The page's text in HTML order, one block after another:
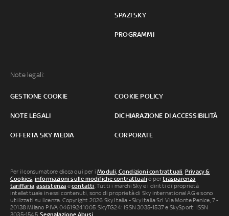
SPAZI SKY
PROGRAMMI
Note legali:
GESTIONE COOKIE COOKIE POLICY
NOTE LEGALI DICHIARAZIONE DI ACCESSIBILITÀ
OFFERTA SKY MEDIA CORPORATE
Per il consumatore clicca qui per iModuli, Condizioni contrattuali, Privacy &
Cookies, informazioni sulle modifiche contrattuali o pertrasparenza
tariffaria,assistenza econtatti. Tutti i marchi Sky e i diritti di proprietà
intellettuale in essi contenuti, sono di proprietà di Sky international AG e sono
utilizzati su licenza. Copyright 2026 Sky Italia - Sky Italia Srl Via Monte Penice, 7 -
20138 Milano P.IVA 04619241005. SkyTG24: ISSN 3035-1537 e SkySport: ISSN
3035-1545.Segnalazione Abusi